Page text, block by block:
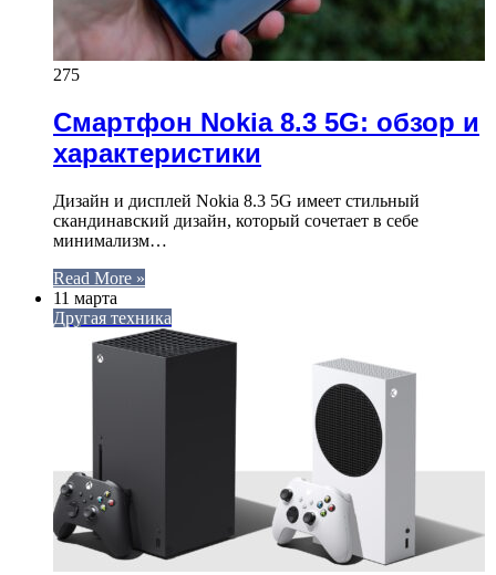
275
Смартфон Nokia 8.3 5G: обзор и
характеристики
Дизайн и дисплей Nokia 8.3 5G имеет стильный
скандинавский дизайн, который сочетает в себе
минимализм…
Read More »
11 марта
Другая техника